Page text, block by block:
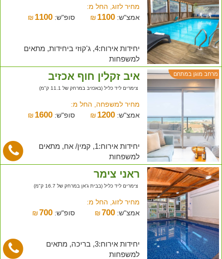
מחיר לזוג, החל מ:
אמצ"ש:
₪ 1100 סופ"ש: ₪ 1100
יחידות אירוח:4, ג'קוזי ביחידות, מתאים
למשפחות
מרחב מוגן במתחם איב זקלין חוף אכזיב
צימרים ליד כליל (באכזיב במרחק של 11.1 ק"מ)
מחיר למשפחה, החל מ:
אמצ"ש:
₪ 1200 סופ"ש: ₪ 1600
יחידות אירוח:1, קמין/ אח, מתאים
למשפחות
ראני צימר
צימרים ליד כליל (בבית ג'אן במרחק של 16.7 ק"מ)
מחיר לזוג, החל מ:
אמצ"ש:
₪700 סופ"ש: ₪ 700
יחידות אירוח:3, בריכה, מתאים
למשפחות